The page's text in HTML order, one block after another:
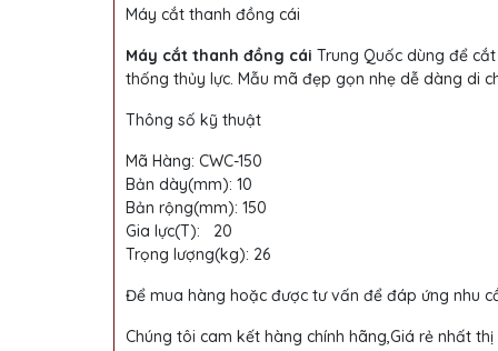
Máy cắt thanh đồng cái
Máy cắt thanh đồng cái Trung Quốc dùng để
thống thủy lực. Mẫu mã đẹp gọn nhẹ dễ dàng di
Thông số kỹ thuật
Mã Hàng: CWC-150
Bản dày(mm): 10
Bản rộng(mm): 150
Gia lực(T): 20
Trọng lượng(kg): 26
Để mua hàng hoặc được tư vấn để đáp ứng nhu
Chúng tôi cam kết hàng chính hãng,Giá rẻ nhất